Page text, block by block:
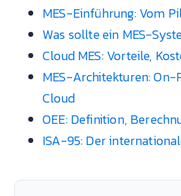
MES-Einführung: Vom
Was sollte ein MES-
Cloud MES: Vorteile,
MES-Architekturen:
Cloud
OEE: Definition,
ISA-95: Der